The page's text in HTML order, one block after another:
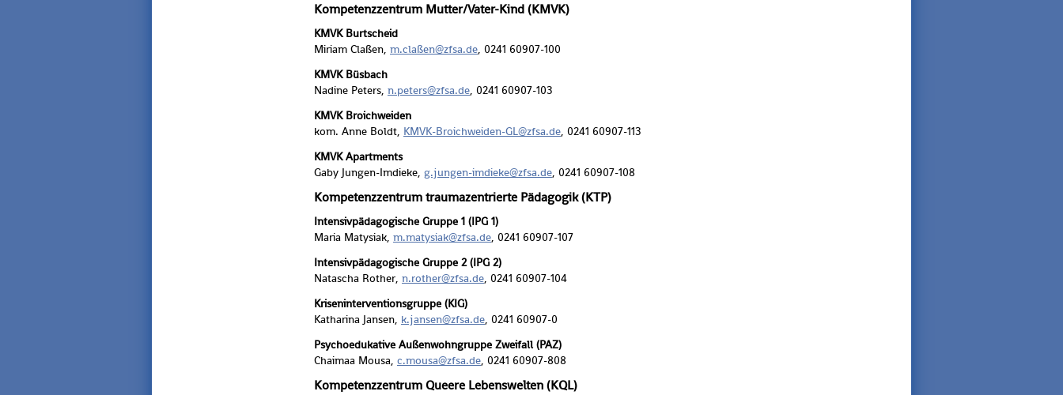
Kom­pe­tenz­zen­trum Mut­ter/Va­ter-Kind (KMVK)
KMVK Burt­scheid
Mi­ri­am Cla­ßen, m.​claßen@​zfsa.​de, 0241 60907-100
KMVK Büs­bach
Na­di­ne Pe­ters, n.​peters@​zfsa.​de, 0241 60907-103
KMVK Broich­wei­den
kom. Anne Boldt, KMVK-Broich­wei­den-GL@​zfsa.​de, 0241 60907-113
KMVK Apart­ments
Gaby Jun­gen-Im­die­ke, g.​jungen-im­die­ke@​zfsa.​de, 0241 60907-108
Kom­pe­tenz­zen­trum trau­ma­zen­trier­te Päd­ago­gik (KTP)
In­ten­siv­päd­ago­gi­sche Grup­pe 1 (IPG 1)
Maria Ma­ty­si­ak, m.​matysiak@​zfsa.​de, 0241 60907-107
In­ten­siv­päd­ago­gi­sche Grup­pe 2 (IPG 2)
Na­ta­scha Ro­ther, n.​rother@​zfsa.​de, 0241 60907-104
Kri­sen­in­ter­ven­ti­ons­grup­pe (KIG)
Ka­tha­ri­na Jan­sen, k.​jansen@​zfsa.​de, 0241 60907-0
Psy­cho­edu­ka­ti­ve Au­ßen­w­ohn­grup­pe Zwei­fall (PAZ)
Chai­maa Mousa, c.​mousa@​zfsa.​de, 0241 60907-808
Kom­pe­tenz­zen­trum Quee­re Le­bens­wel­ten (KQL)